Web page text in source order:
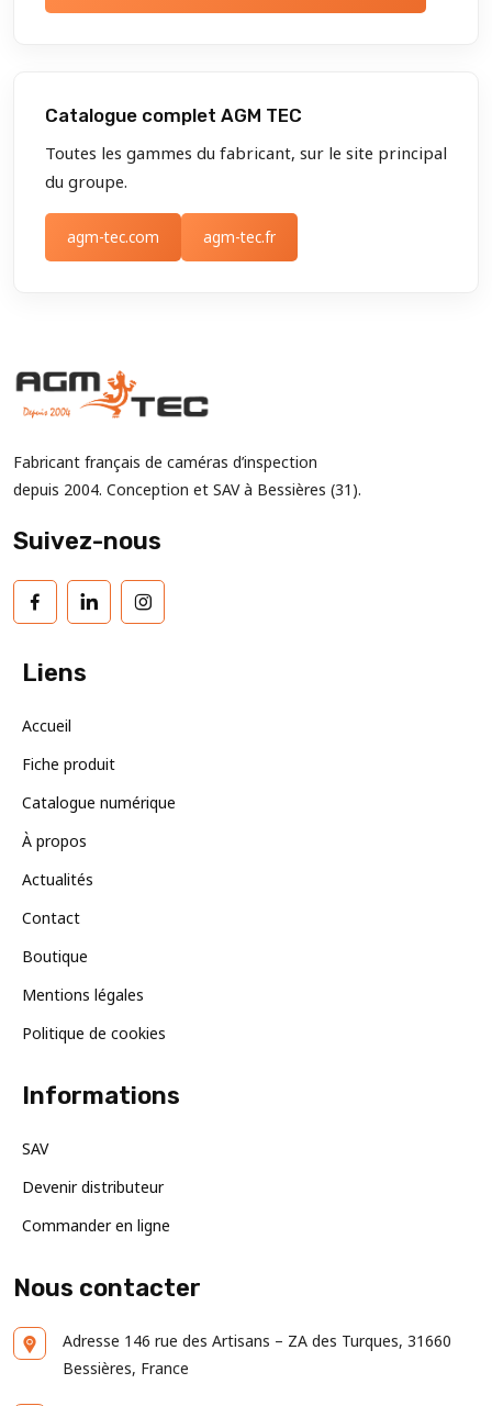
Catalogue complet AGM TEC
Toutes les gammes du fabricant, sur le site principal
du groupe.
agm-tec.com agm-tec.fr
Fabricant français de caméras d’inspection
depuis 2004. Conception et SAV à Bessières (31).
Suivez-nous
FacebookLinkedIn
Liens
Accueil
Fiche produit
Catalogue numérique
À propos
Actualités
Contact
Boutique
Mentions légales
Politique de cookies
Informations
SAV
Devenir distributeur
Commander en ligne
Nous contacter
Adresse 146 rue des Artisans – ZA des Turques, 31660
Bessières, France